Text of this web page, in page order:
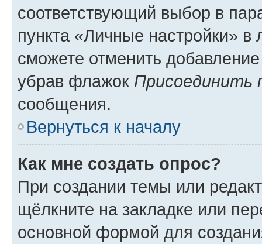
соответствующий выбор в
пункта «Личные настройки»
сможете отменить
убрав флажок Присоединить
сообщения.
Вернуться к началу
Как мне создать опрос?
При создании темы или
щёлкните на закладке или
основной формой для